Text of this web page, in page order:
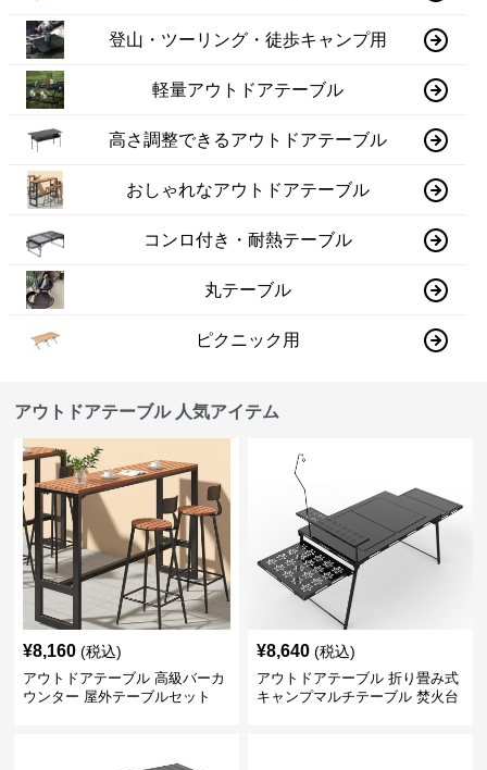
登山・ツーリング・徒歩キャンプ用
軽量アウトドアテーブル
高さ調整できるアウトドアテーブル
おしゃれなアウトドアテーブル
コンロ付き・耐熱テーブル
丸テーブル
ピクニック用
アウトドアテーブル 人気アイテム
¥8,160 (税込)
アウトドアテーブル 高級バーカ
ウンター 屋外テーブルセット
¥8,640 (税込)
アウトドアテーブル 折り畳み式
キャンプマルチテーブル 焚火台